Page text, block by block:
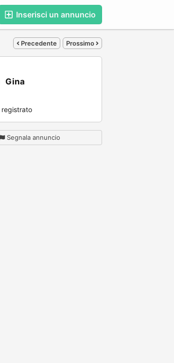
Inserisci un annuncio
Precedente Prossimo
Gina
registrato
Segnala annuncio